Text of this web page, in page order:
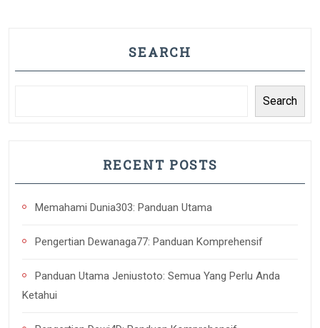
SEARCH
Search
RECENT POSTS
Memahami Dunia303: Panduan Utama
Pengertian Dewanaga77: Panduan Komprehensif
Panduan Utama Jeniustoto: Semua Yang Perlu Anda
Ketahui